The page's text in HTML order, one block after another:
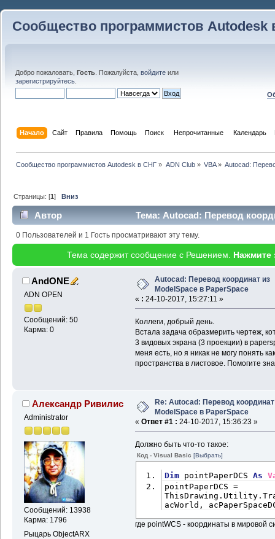
Сообщество программистов Autodesk
Добро пожаловать, Гость . Пожалуйста, войдите или
зарегистрируйтесь
Начало Сайт Правила Помощь Поиск Непрочитанные Календарь
Сообщество программистов Autodesk в СНГ » ADN Club» VBA» Autocad:
Страницы: [1]Вниз
Автор
Тема: Autocad: Перевод
(Прочитано 19992 раз)
0 Пользователей и 1 Гость просматривают эту тему.
Тема содержит сообщение с Решением. Нажмите
AndONE
ADN OPEN
Сообщений: 50
Карма: 0
Autocad: Перевод координат из
ModelSpace в PaperSpace
« : 24-10-2017, 15:27:11 »
Коллеги, добрый день.
Встала задача образмерить чертеж,
3 видовых экрана (3 проекции) в
меня есть, но я никак не могу понять
пространства в листовое. Помогите
Александр Ривилис
Administrator
Сообщений: 13938
Карма: 1796
Рыцарь ObjectARX
Re: Autocad: Перевод координат
ModelSpace в PaperSpace
« Ответ #1 : 24-10-2017, 15:36:23 »
Должно быть что-то такое:
Код - Visual Basic [Выбрать]
Dim pointPaperDCS As
pointPaperDCS =
acWorld,
где pointWCS - координаты в мировой